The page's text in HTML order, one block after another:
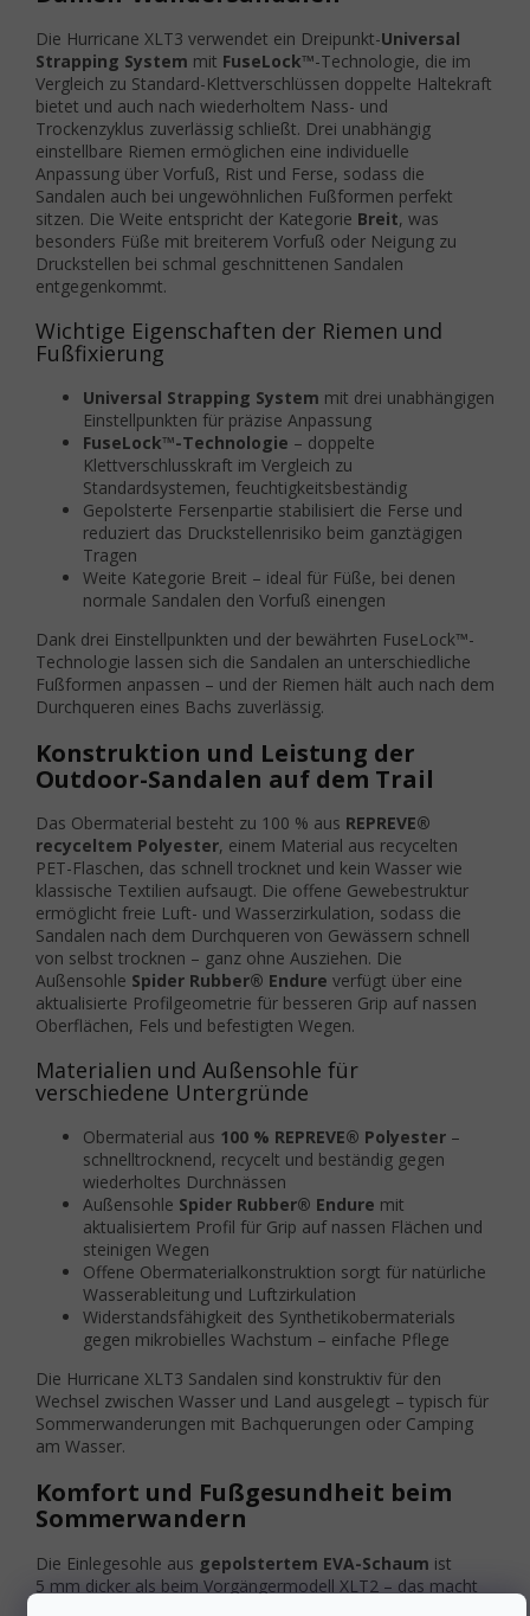
Die Hurricane XLT3 verwendet ein Dreipunkt-Universal
Strapping System mit FuseLock™-Technologie, die im
Vergleich zu Standard-Klettverschlüssen doppelte Haltekraft
bietet und auch nach wiederholtem Nass- und
Trockenzyklus zuverlässig schließt. Drei unabhängig
einstellbare Riemen ermöglichen eine individuelle
Anpassung über Vorfuß, Rist und Ferse, sodass die
Sandalen auch bei ungewöhnlichen Fußformen perfekt
sitzen. Die Weite entspricht der Kategorie Breit, was
besonders Füße mit breiterem Vorfuß oder Neigung zu
Druckstellen bei schmal geschnittenen Sandalen
entgegenkommt.
Wichtige Eigenschaften der Riemen und
Fußfixierung
Universal Strapping System mit drei unabhängigen
Einstellpunkten für präzise Anpassung
FuseLock™-Technologie – doppelte
Klettverschlusskraft im Vergleich zu
Standardsystemen, feuchtigkeitsbeständig
Gepolsterte Fersenpartie stabilisiert die Ferse und
reduziert das Druckstellenrisiko beim ganztägigen
Tragen
Weite Kategorie Breit – ideal für Füße, bei denen
normale Sandalen den Vorfuß einengen
Dank drei Einstellpunkten und der bewährten FuseLock™-
Technologie lassen sich die Sandalen an unterschiedliche
Fußformen anpassen – und der Riemen hält auch nach dem
Durchqueren eines Bachs zuverlässig.
Konstruktion und Leistung der
Outdoor-Sandalen auf dem Trail
Das Obermaterial besteht zu 100 % aus REPREVE®
recyceltem Polyester, einem Material aus recycelten
PET-Flaschen, das schnell trocknet und kein Wasser wie
klassische Textilien aufsaugt. Die offene Gewebestruktur
ermöglicht freie Luft- und Wasserzirkulation, sodass die
Sandalen nach dem Durchqueren von Gewässern schnell
von selbst trocknen – ganz ohne Ausziehen. Die
Außensohle Spider Rubber® Endure verfügt über eine
aktualisierte Profilgeometrie für besseren Grip auf nassen
Oberflächen, Fels und befestigten Wegen.
Materialien und Außensohle für
verschiedene Untergründe
Obermaterial aus 100 % REPREVE® Polyester –
schnelltrocknend, recycelt und beständig gegen
wiederholtes Durchnässen
Außensohle Spider Rubber® Endure mit
aktualisiertem Profil für Grip auf nassen Flächen und
steinigen Wegen
Offene Obermaterialkonstruktion sorgt für natürliche
Wasserableitung und Luftzirkulation
Widerstandsfähigkeit des Synthetikobermaterials
gegen mikrobielles Wachstum – einfache Pflege
Die Hurricane XLT3 Sandalen sind konstruktiv für den
Wechsel zwischen Wasser und Land ausgelegt – typisch für
Sommerwanderungen mit Bachquerungen oder Camping
am Wasser.
Komfort und Fußgesundheit beim
Sommerwandern
Die Einlegesohle aus gepolstertem EVA-Schaum ist
5 mm dicker als beim Vorgängermodell XLT2 – das macht